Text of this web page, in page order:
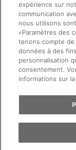
recharge. La
du groupe
d’ici 2025 des
installations
75 000 m2 sur
© 2026 AMAG
Protection des
Conseil en
Conditions
expérience sur
communication
nous utilisons
«Paramètres des
tenons compte
données à des
personnalisation
consentement.
informations sur